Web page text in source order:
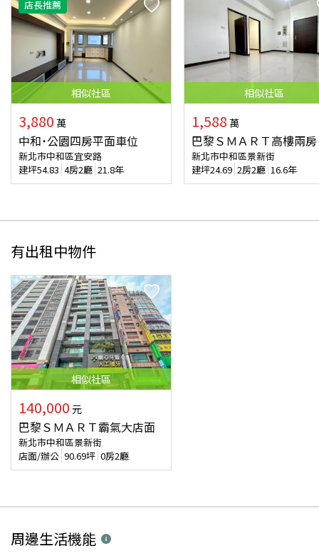
店長推薦
相似社區
3,880 萬
中和˙公園四房平面車位
新北市中和區宜安路
建坪54.83 4房2廳 21.8年
相似社區
1,588 萬
巴黎ＳＭＡＲＴ高樓兩房
新北市中和區景新街
建坪24.69 2房2廳 16.6年
有出租中物件
相似社區
140,000 元
巴黎ＳＭＡＲＴ霸氣大店面
新北市中和區景新街
店面/辦公 90.69坪 0房2廳
周邊生活機能